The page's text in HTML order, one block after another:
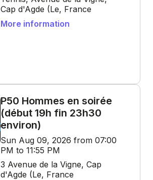
Cap d'Agde (Le, France
More information
P50 Hommes en soirée
(début 19h fin 23h30
environ)
Sun Aug 09, 2026 from 07:00
PM to 11:55 PM
3 Avenue de la Vigne, Cap
d'Agde (Le, France